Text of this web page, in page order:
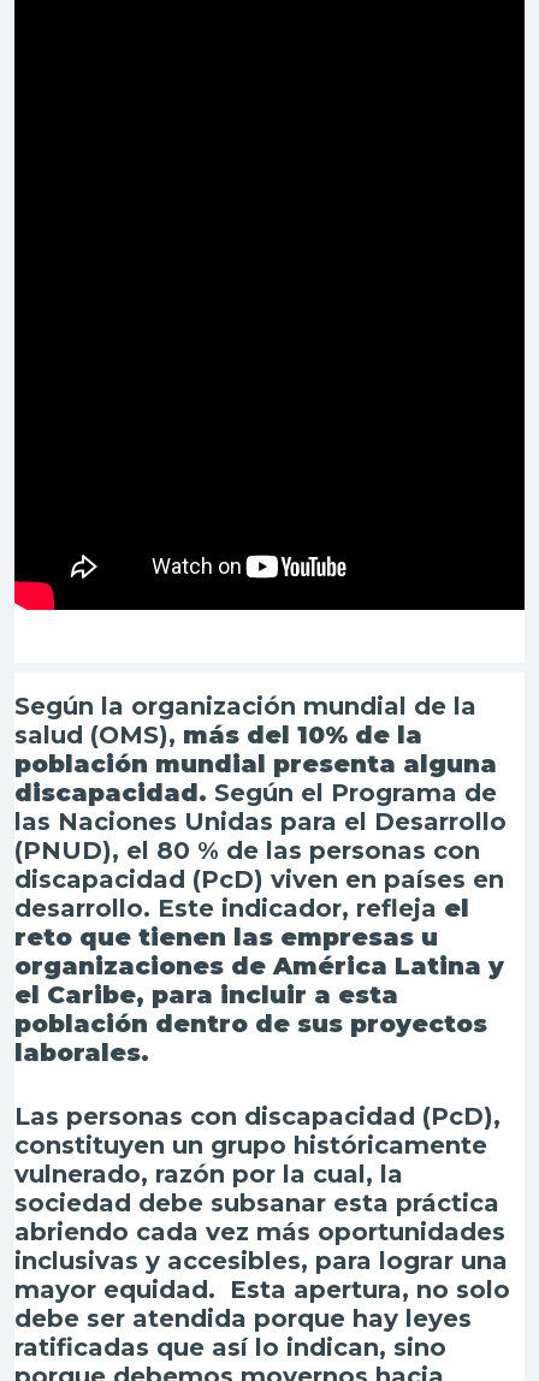
Según la organización mundial de la
salud (OMS), más del 10% de la
población mundial presenta alguna
discapacidad. Según el Programa de
las Naciones Unidas para el Desarrollo
(PNUD), el 80 % de las personas con
discapacidad (PcD) viven en países en
desarrollo. Este indicador, refleja el
reto que tienen las empresas u
organizaciones de América Latina y
el Caribe, para incluir a esta
población dentro de sus proyectos
laborales.
Las personas con discapacidad (PcD),
constituyen un grupo históricamente
vulnerado, razón por la cual, la
sociedad debe subsanar esta práctica
abriendo cada vez más oportunidades
inclusivas y accesibles, para lograr una
mayor equidad. Esta apertura, no solo
debe ser atendida porque hay leyes
ratificadas que así lo indican, sino